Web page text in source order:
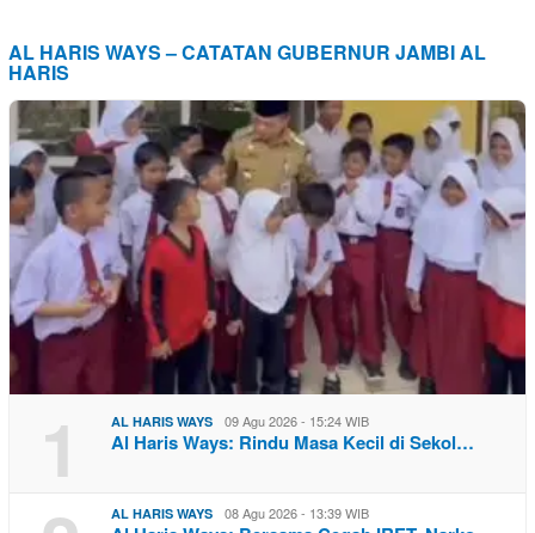
AL HARIS WAYS – CATATAN GUBERNUR JAMBI AL
HARIS
1 AL HARIS WAYS 09 Agu 2026 - 15:24 WIB
Al Haris Ways: Rindu Masa Kecil di Sekol…
AL HARIS WAYS 08 Agu 2026 - 13:39 WIB